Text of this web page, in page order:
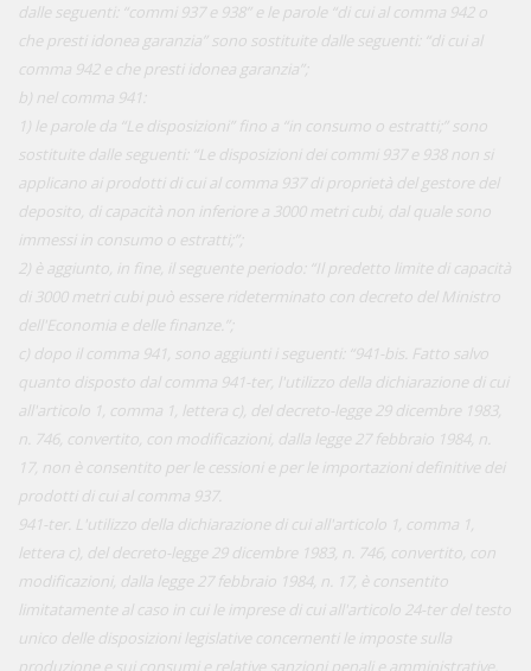
dalle seguenti: “commi 937 e 938” e le parole “di cui al comma 942 o
che presti idonea garanzia” sono sostituite dalle seguenti: “di cui al
comma 942 e che presti idonea garanzia”;
b) nel comma 941:
1) le parole da “Le disposizioni” fino a “in consumo o estratti;” sono
sostituite dalle seguenti: “Le disposizioni dei commi 937 e 938 non si
applicano ai prodotti di cui al comma 937 di proprietà del gestore del
deposito, di capacità non inferiore a 3000 metri cubi, dal quale sono
immessi in consumo o estratti;”;
2) è aggiunto, in fine, il seguente periodo: “Il predetto limite di capacità
di 3000 metri cubi può essere rideterminato con decreto del Ministro
dell'Economia e delle finanze.”;
c) dopo il comma 941, sono aggiunti i seguenti: “941-bis. Fatto salvo
quanto disposto dal comma 941-ter, l'utilizzo della dichiarazione di cui
all'articolo 1, comma 1, lettera c), del decreto-legge 29 dicembre 1983,
n. 746, convertito, con modificazioni, dalla legge 27 febbraio 1984, n.
17, non è consentito per le cessioni e per le importazioni definitive dei
prodotti di cui al comma 937.
941-ter. L'utilizzo della dichiarazione di cui all'articolo 1, comma 1,
lettera c), del decreto-legge 29 dicembre 1983, n. 746, convertito, con
modificazioni, dalla legge 27 febbraio 1984, n. 17, è consentito
limitatamente al caso in cui le imprese di cui all'articolo 24-ter del testo
unico delle disposizioni legislative concernenti le imposte sulla
produzione e sui consumi e relative sanzioni penali e amministrative,